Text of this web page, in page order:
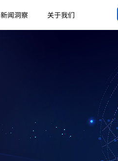
新闻洞察 关于我们